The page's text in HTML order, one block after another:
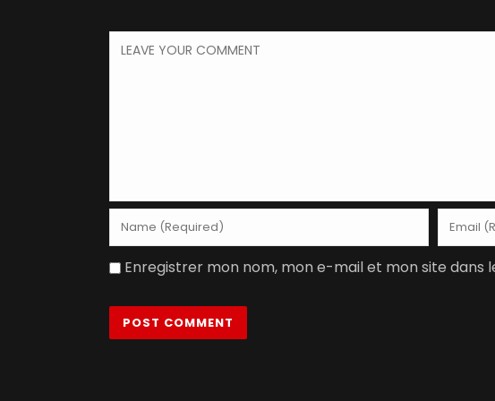
Enregistrer mon nom, mon e-mail et mon site